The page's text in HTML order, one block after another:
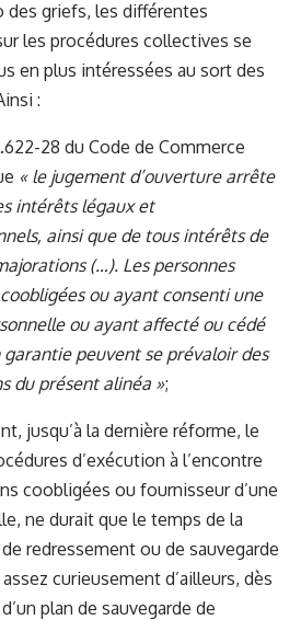
des griefs, les différentes
les procédures collectives se
en plus intéressées au sort des
:
28 du Code de Commerce
« le jugement d’ouverture arrête
intérêts légaux et
ainsi que de tous intérêts de
(…). Les personnes
ou ayant consenti une
ou ayant affecté ou cédé
garantie peuvent se prévaloir des
du présent alinéa »;
jusqu’à la dernière réforme, le
d’exécution à l’encontre
coobligées ou fournisseur d’une
ne durait que le temps de la
redressement ou de sauvegarde
curieusement d’ailleurs, dès
plan de sauvegarde de